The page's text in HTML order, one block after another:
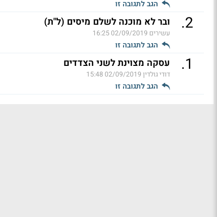
הגב לתגובה זו
2
. ובר לא מוכנה לשלם מיסים (ל"ת)
עשירים 02/09/2019 16:25
הגב לתגובה זו
1
. עסקה מצוינת לשני הצדדים
דודי גולדין02/09/2019 15:48
הגב לתגובה זו